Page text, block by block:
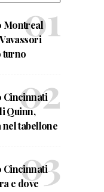
Montreal
turno
Cincinnati
Quinn,
tabellone
Cincinnati
e dove